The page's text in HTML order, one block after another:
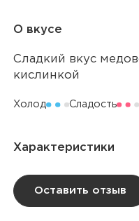
О вкусе
Сладкий вкус
кислинкой
Холод Сладость
Характеристики
Количество
Оставить отзыв